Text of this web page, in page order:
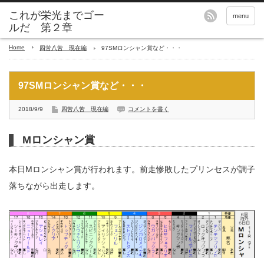
これが栄光までゴー
ルだ 第２章
menu
Home 四苦八苦 現在編 97SMロンシャン賞など・・・
97SMロンシャン賞など・・・
2018/9/9 四苦八苦 現在編 コメントを書く
Mロンシャン賞
本日Mロンシャン賞が行われます。前走惨敗したプリンセスが調子
落ちながら出走します。